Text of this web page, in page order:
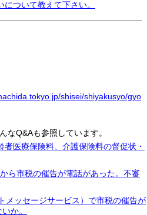
ついて教えて下さい。
shisei/shiyakusyo/gyo
なQ&Aも参照しています。
医療保険料、介護保険料の督促状・
市税の催告が電話があった。不審
ッセージサービス）で市税の催告が
か。